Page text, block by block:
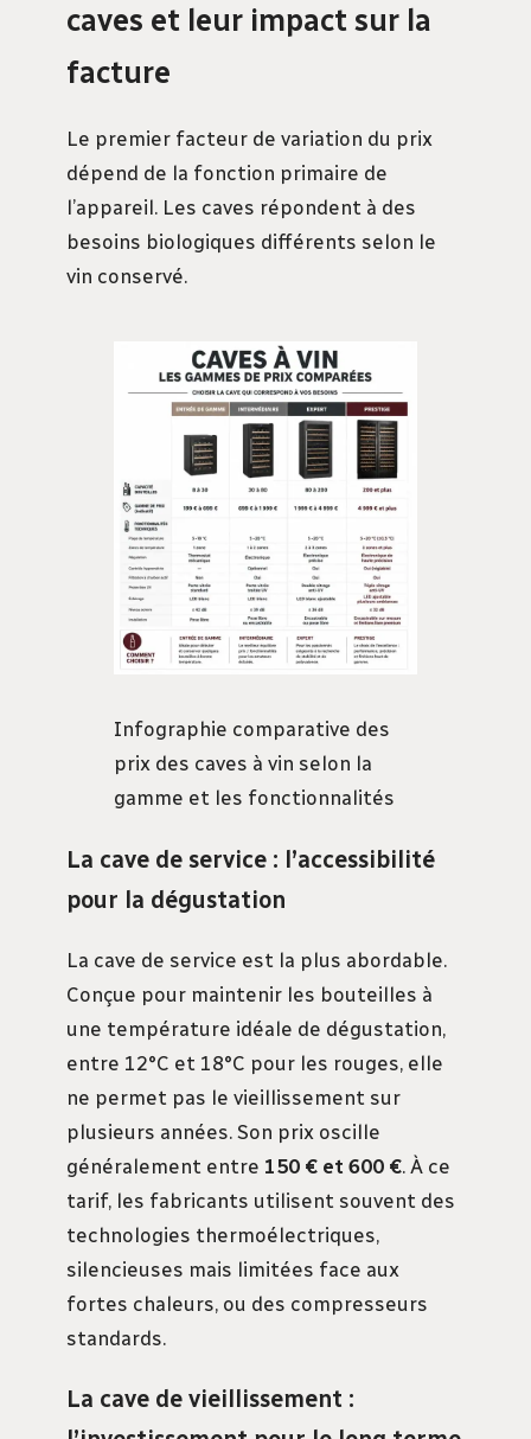
caves et leur impact sur la
facture
Le premier facteur de variation du prix
dépend de la fonction primaire de
l’appareil. Les caves répondent à des
besoins biologiques différents selon le
vin conservé.
Infographie comparative des
prix des caves à vin selon la
gamme et les fonctionnalités
La cave de service : l’accessibilité
pour la dégustation
La cave de service est la plus abordable.
Conçue pour maintenir les bouteilles à
une température idéale de dégustation,
entre 12°C et 18°C pour les rouges, elle
ne permet pas le vieillissement sur
plusieurs années. Son prix oscille
généralement entre 150 € et 600 €. À ce
tarif, les fabricants utilisent souvent des
technologies thermoélectriques,
silencieuses mais limitées face aux
fortes chaleurs, ou des compresseurs
standards.
La cave de vieillissement :